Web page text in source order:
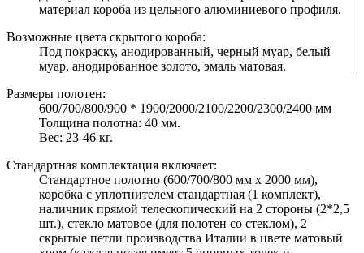
материал короба из цельного алюминиевого профиля.
Возможные цвета скрытого короба:
Под покраску, анодированный, черный муар, белый
муар, анодированное золото, эмаль матовая.
Размеры полотен:
600/700/800/900 * 1900/2000/2100/2200/2300/2400 мм
Толщина полотна: 40 мм.
Вес: 23-46 кг.
Стандартная комплектация включает:
Стандартное полотно (600/700/800 мм х 2000 мм),
коробка с уплотнителем стандартная (1 комплект),
наличник прямой телескопический на 2 стороны (2*2,5
шт.), стекло матовое (для полотен со стеклом), 2
скрытые петли производства Италии в цвете матовый